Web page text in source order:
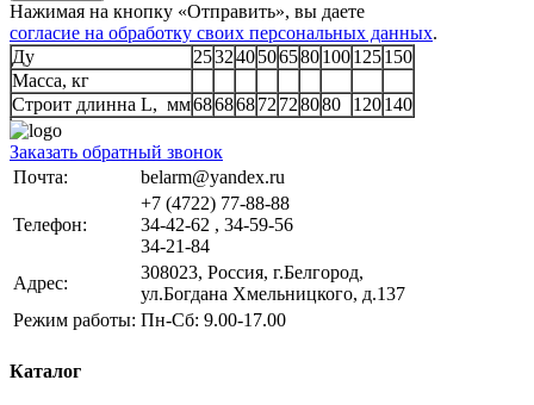
Нажимая на кнопку «Отправить», вы даете
согласие на обработку своих персональных данных.
Ду
253240506580100125150
Масса, кг
Строит длинна L, мм68686872 728080 120140
Заказать обратный звонок
Почта:
belarm@yandex.ru
Телефон:
+7 (4722) 77-88-88
34-42-62 , 34-59-56
34-21-84
Адрес:
308023, Россия, г.Белгород,
ул.Богдана Хмельницкого, д.137
Режим работы: Пн-Сб: 9.00-17.00
Каталог